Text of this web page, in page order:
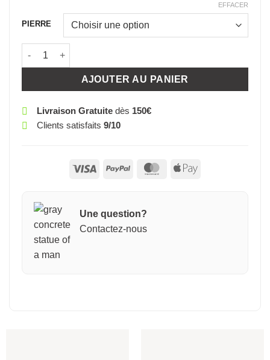
PIERRE
EFFACER
quantité de L PIERRE 6 MODELES AU CHOIX (OEIL DE
AJOUTER AU PANIER
Livraison Gratuitedès 150€
Clients satisfaits 9/10
Visa PayPal MasterCardApple
Une question?
Contactez-nous